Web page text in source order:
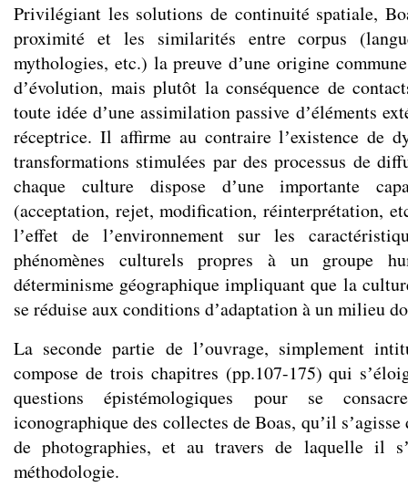
Privilégiant les solutions de continuité spatiale,
proximité et les similarités entre corpus
mythologies, etc.) la preuve dʼune origine
dʼévolution, mais plutôt la conséquence de
toute idée dʼune assimilation passive dʼéléments
réceptrice. Il affirme au contraire lʼexistence de
transformations stimulées par des processus de
chaque culture dispose dʼune importante
(acceptation, rejet, modification, réinterprétation,
lʼeffet de lʼenvironnement sur les
phénomènes culturels propres à un groupe
déterminisme géographique impliquant que la
se réduise aux conditions dʼadaptation à un milieu
La seconde partie de lʼouvrage, simplement
compose de trois chapitres (pp.107-175) qui
questions épistémologiques pour se
iconographique des collectes de Boas, quʼil sʼagisse
de photographies, et au travers de laquelle il
méthodologie.